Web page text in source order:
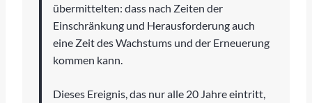
übermittelten: dass nach Zeiten der
Einschränkung und Herausforderung auch
eine Zeit des Wachstums und der Erneuerung
kommen kann.
Dieses Ereignis, das nur alle 20 Jahre eintritt,